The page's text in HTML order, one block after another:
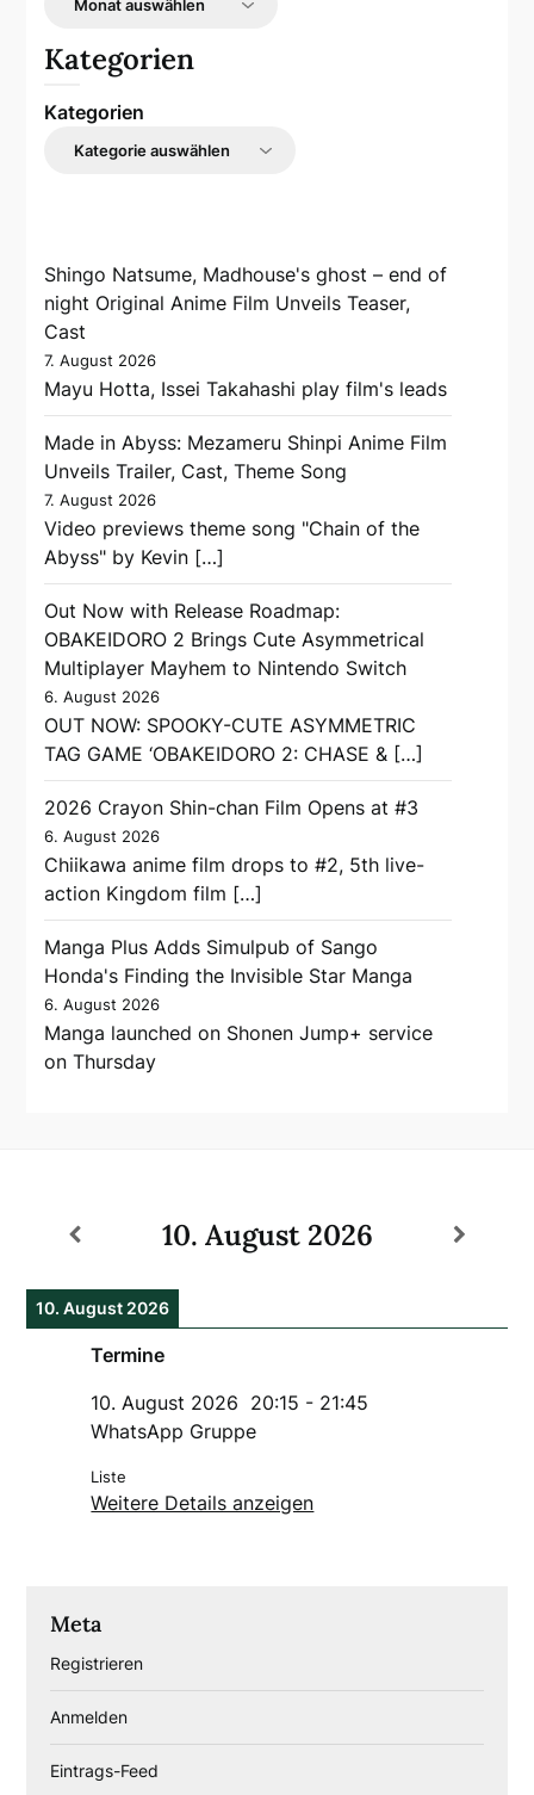
Kategorien
Kategorien
Shingo Natsume, Madhouse's ghost – end of
night Original Anime Film Unveils Teaser,
Cast
7. August 2026
Mayu Hotta, Issei Takahashi play film's leads
Made in Abyss: Mezameru Shinpi Anime Film
Unveils Trailer, Cast, Theme Song
7. August 2026
Video previews theme song "Chain of the
Abyss" by Kevin […]
Out Now with Release Roadmap:
OBAKEIDORO 2 Brings Cute Asymmetrical
Multiplayer Mayhem to Nintendo Switch
6. August 2026
OUT NOW: SPOOKY-CUTE ASYMMETRIC
TAG GAME ‘OBAKEIDORO 2: CHASE & […]
2026 Crayon Shin-chan Film Opens at #3
6. August 2026
Chiikawa anime film drops to #2, 5th live-
action Kingdom film […]
Manga Plus Adds Simulpub of Sango
Honda's Finding the Invisible Star Manga
6. August 2026
Manga launched on Shonen Jump+ service
on Thursday
10. August 2026
10. August 2026
Termine
10. August 2026 20:15 - 21:45
WhatsApp Gruppe
Liste
Weitere Details anzeigen
Meta
Registrieren
Anmelden
Eintrags-Feed